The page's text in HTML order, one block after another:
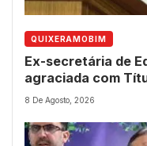
QUIXERAMOBIM
Ex-secretária de
agraciada com
Quixeramobinense
8 De Agosto, 2026